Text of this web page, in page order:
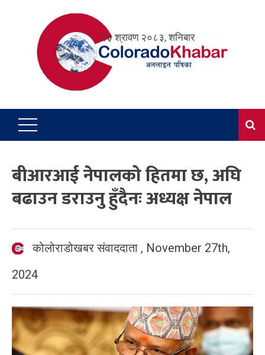
२३ श्रावण २०८३, शनिबार
बीआरआई नेपालको हितमा छ, अघि
बढाउन डराउनु हुँदैनः अध्यक्ष नेपाल
कोलोराडोखबर संवाददाता , November 27th,
2024